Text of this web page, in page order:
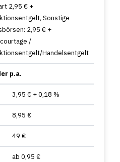
2,95 € +
Sonstige
2,95 € +
/
Handelsentgelt
p.a.
3,95 € + 0,18 %
8,95 €
49 €
ab 0,95 €